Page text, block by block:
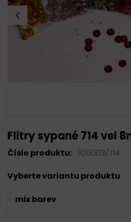
Flitry sypané 714 vel
Číslo produktu: 300003/714
Vyberte variantu produktu
mix barev